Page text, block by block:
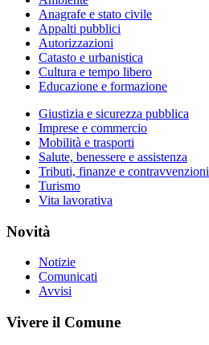
Anagrafe e stato civile
Appalti pubblici
Autorizzazioni
Catasto e urbanistica
Cultura e tempo libero
Educazione e formazione
Giustizia e sicurezza pubblica
Imprese e commercio
Mobilità e trasporti
Salute, benessere e assistenza
Tributi, finanze e contravvenzioni
Turismo
Vita lavorativa
Novità
Notizie
Comunicati
Avvisi
Vivere il Comune